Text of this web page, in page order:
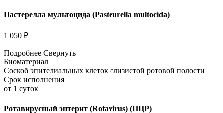
Пастерелла мультоцида (Pasteurella multocida)
1 050 ₽
Подробнее Свернуть
Биоматериал
Соскоб эпителиальных клеток слизистой ротовой полости
Срок исполнения
от 1 суток
Ротавирусный энтерит (Rotavirus) (ПЦР)